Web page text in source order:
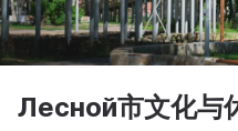
Лесной市文化与